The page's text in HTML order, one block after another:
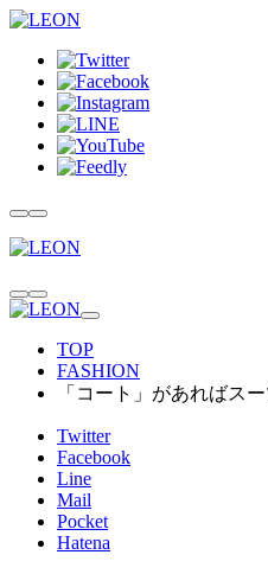
TOP
FASHION
「コート」があればス
Twitter
Facebook
Line
Mail
Pocket
Hatena